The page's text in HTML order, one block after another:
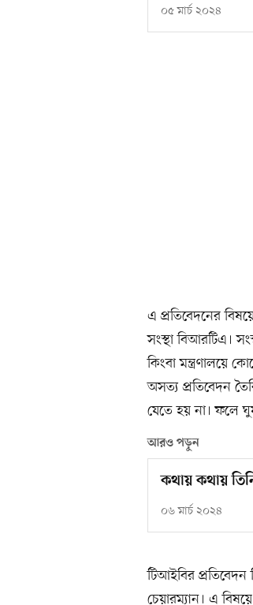
০৫ মার্চ ২০২৪
এ প্রতিবেদনের
সংস্থা বিআরটিএ।
কিংবা মন্ত্রণালয়ে
অসত্য প্রতিবেদন
যেতে হয় না। ফলে
আরও পড়ুন
কথায় কথায়
০৬ মার্চ ২০২৪
টিআইবির
চেয়ারম্যান। এ